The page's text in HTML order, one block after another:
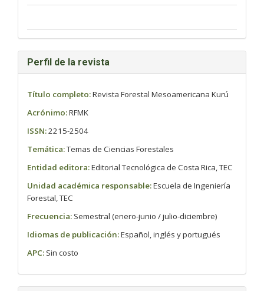
Perfil de la revista
Título completo:Revista Forestal Mesoamericana Kurú
Acrónimo:RFMK
ISSN:2215-2504
Temática:Temas de Ciencias Forestales
Entidad editora:Editorial Tecnológica de Costa Rica, TEC
Unidad académica responsable:Escuela de Ingeniería
Forestal, TEC
Frecuencia: Semestral (enero-junio / julio-diciembre)
Idiomas de publicación:Español, inglés y portugués
APC: Sin costo